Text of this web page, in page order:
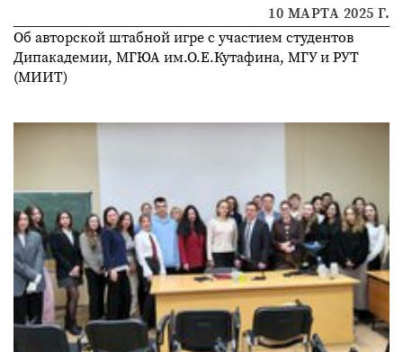
10 МАРТА 2025 Г.
Об авторской штабной игре с участием студентов
Дипакадемии, МГЮА им.О.Е.Кутафина, МГУ и РУТ
(МИИТ)